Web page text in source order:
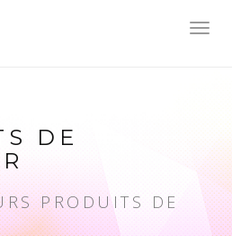
DE
PRODUITS DE